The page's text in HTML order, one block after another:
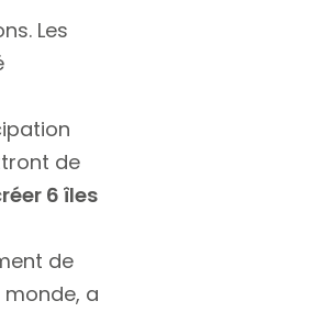
Les
de
6 îles
de
monde, a